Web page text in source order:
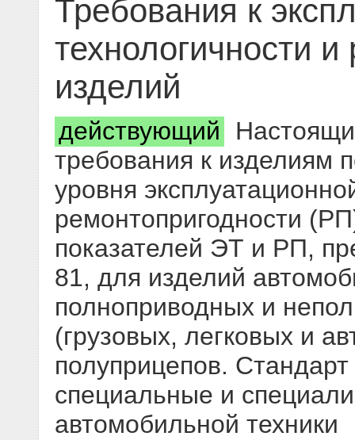
Требования к
технологичности
изделий
действующий
требования к изделиям
уровня
ремонтопригодности
показателей ЭТ и РП,
81, для изделий
полноприводных и
(грузовых, легковых и
полуприцепов.
специальные и
автомобильной техники